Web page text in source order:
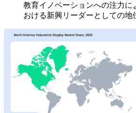
教育イノベーションへの注力に
おける新興リーダーとしての地